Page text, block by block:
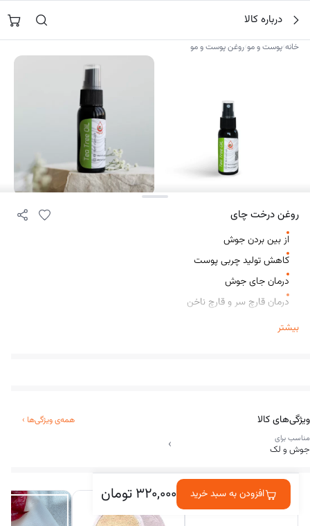
محتوا
جستجو در
درباره کالا
خانه›پوست و مو›روغن پوست و مو
روغن درخت چای
از بین بردن جوش
کاهش تولید چربی پوست
درمان جای جوش
درمان قارچ سر و قارچ ناخن
دور کننده حشراتبیشتر
ویژگی‌های کالا همه‌ی ویژگی‌ها ›
مناسب برای
جوش و لک ›
۳۲۰,۰۰۰تومان افزودن به سبد خرید
در کنارش خریداری شده